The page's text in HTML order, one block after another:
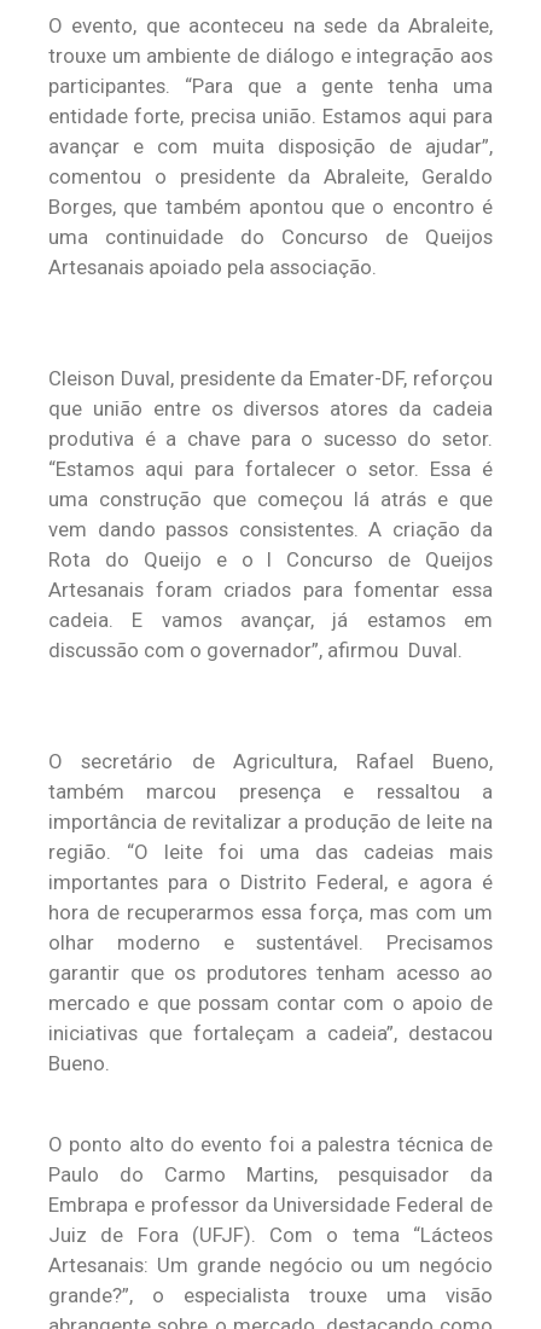
O evento, que aconteceu na sede da Abraleite,
trouxe um ambiente de diálogo e integração aos
participantes. “Para que a gente tenha uma
entidade forte, precisa união. Estamos aqui para
avançar e com muita disposição de ajudar”,
comentou o presidente da Abraleite, Geraldo
Borges, que também apontou que o encontro é
uma continuidade do Concurso de Queijos
Artesanais apoiado pela associação.
Cleison Duval, presidente da Emater-DF, reforçou
que união entre os diversos atores da cadeia
produtiva é a chave para o sucesso do setor.
“Estamos aqui para fortalecer o setor. Essa é
uma construção que começou lá atrás e que
vem dando passos consistentes. A criação da
Rota do Queijo e o I Concurso de Queijos
Artesanais foram criados para fomentar essa
cadeia. E vamos avançar, já estamos em
discussão com o governador”, afirmou Duval.
O secretário de Agricultura, Rafael Bueno,
também marcou presença e ressaltou a
importância de revitalizar a produção de leite na
região. “O leite foi uma das cadeias mais
importantes para o Distrito Federal, e agora é
hora de recuperarmos essa força, mas com um
olhar moderno e sustentável. Precisamos
garantir que os produtores tenham acesso ao
mercado e que possam contar com o apoio de
iniciativas que fortaleçam a cadeia”, destacou
Bueno.
O ponto alto do evento foi a palestra técnica de
Paulo do Carmo Martins, pesquisador da
Embrapa e professor da Universidade Federal de
Juiz de Fora (UFJF). Com o tema “Lácteos
Artesanais: Um grande negócio ou um negócio
grande?”, o especialista trouxe uma visão